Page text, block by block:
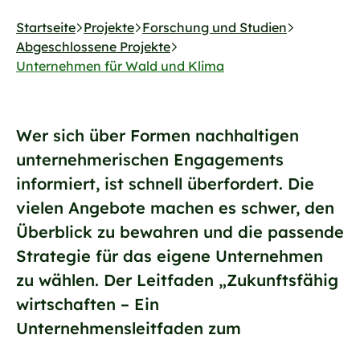
Startseite Projekte Forschung und Studien
Abgeschlossene Projekte
Unternehmen für Wald und Klima
Wer sich über Formen nachhaltigen
unternehmerischen Engagements
informiert, ist schnell überfordert. Die
vielen Angebote machen es schwer, den
Überblick zu bewahren und die passende
Strategie für das eigene Unternehmen
zu wählen. Der Leitfaden „Zukunftsfähig
wirtschaften – Ein
Unternehmensleitfaden zum